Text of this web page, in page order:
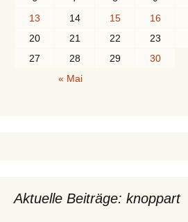
13
14 15 16
20
21 22 23
27
28 29
30
« Mai
Aktuelle Beiträge: knoppart